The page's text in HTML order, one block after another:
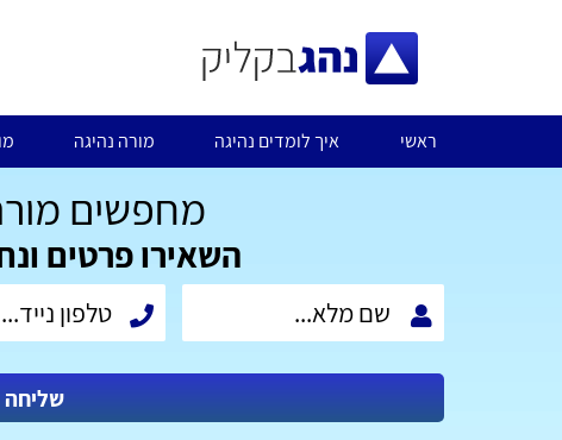
ראשי איך לומדים נהיגה מורה נהיגה
מחפשים
השאירו פרטים
שליחה